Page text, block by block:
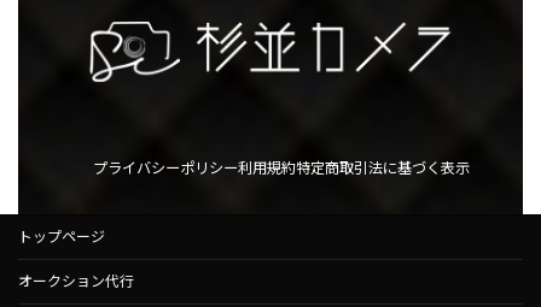
プライバシーポリシー利用規約特定商取引法に基づく表示
トップページ
オークション代行